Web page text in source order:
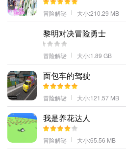
关；
您需要按照每个级别的挑战收集所有
经典的游戏场景玩法设置再加上卡通
个游戏充满乐趣和童趣;
完美的延续了经典游戏的精髓融入了更
精美的异域风情元素在酷跑的过程中
中自由遨游！
阿拉丁神灯冒险记编辑心得
精彩刺激的阿拉丁故事感受全新的冒险;
趣味十足的关卡挑战面对游戏中的各
法
冒险解谜 大小:210.29 MB
黎明对决冒险勇士
冒险解谜 大小:1.89 GB
面包车的驾驶
冒险解谜 大小:121.57 MB
我是养花达人
冒险解谜 大小:65.56 MB